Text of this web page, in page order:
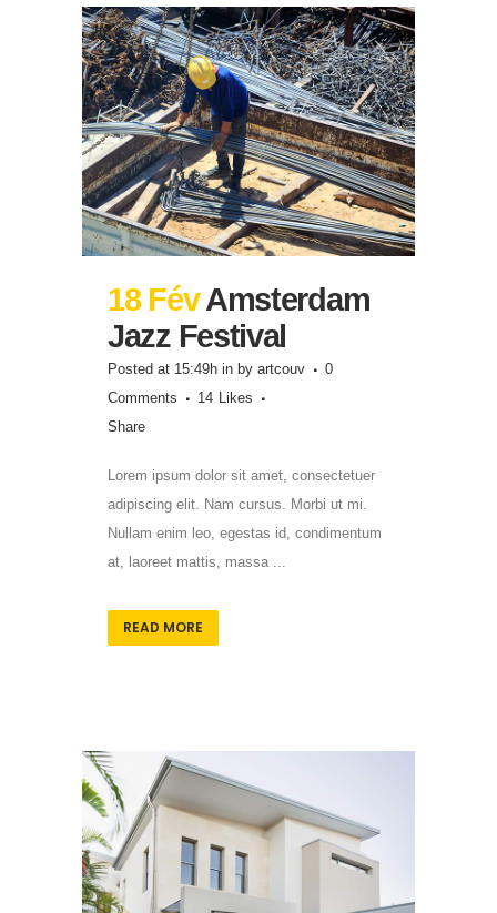
18 Fév Amsterdam
Jazz Festival
Posted at 15:49h in by artcouv
0
Comments
14
Likes
Share
Lorem ipsum dolor sit amet, consectetuer
adipiscing elit. Nam cursus. Morbi ut mi.
Nullam enim leo, egestas id, condimentum
at, laoreet mattis, massa ...
READ MORE